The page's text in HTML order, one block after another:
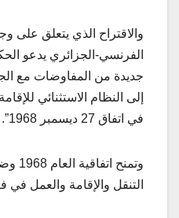
والاقتراح الذي يتعلق على
الفرنسي-الجزائري يدعو
جديدة من المفاوضات مع
إلى النظام الاستثنائي
في اتفاق 27 ديسمبر 1968”.
التنقل والإقامة والعمل في